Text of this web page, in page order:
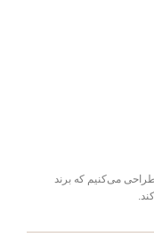
طراحی می‌کنیم که برند